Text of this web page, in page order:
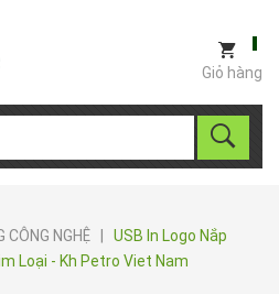
Giỏ hàng
CÔNG NGHỆ
USB In Logo Nắp
Loại - Kh Petro Viet Nam